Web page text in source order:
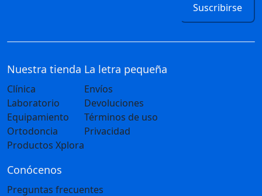
Suscribirse
Nuestra tienda
Clínica
Laboratorio
Equipamiento
Ortodoncia
Productos Xplora
La letra pequeña
Envíos
Devoluciones
Términos de uso
Privacidad
Conócenos
Preguntas frecuentes